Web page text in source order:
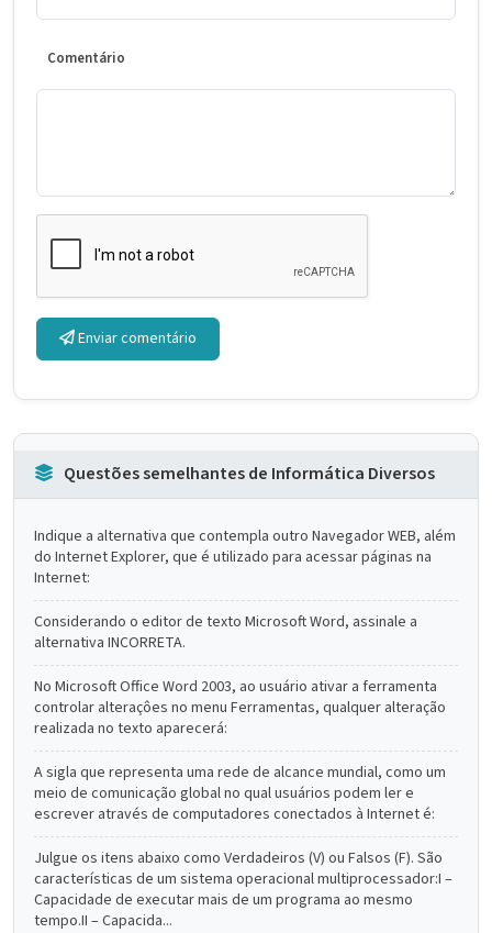
Comentário
Enviar comentário
Questões semelhantes de Informática Diversos
Indique a alternativa que contempla outro Navegador WEB, além
do Internet Explorer, que é utilizado para acessar páginas na
Internet:
Considerando o editor de texto Microsoft Word, assinale a
alternativa INCORRETA.
No Microsoft Office Word 2003, ao usuário ativar a ferramenta
controlar alteraçôes no menu Ferramentas, qualquer alteração
realizada no texto aparecerá:
A sigla que representa uma rede de alcance mundial, como um
meio de comunicação global no qual usuários podem ler e
escrever através de computadores conectados à Internet é:
Julgue os itens abaixo como Verdadeiros (V) ou Falsos (F). São
características de um sistema operacional multiprocessador:I –
Capacidade de executar mais de um programa ao mesmo
tempo.II – Capacida...